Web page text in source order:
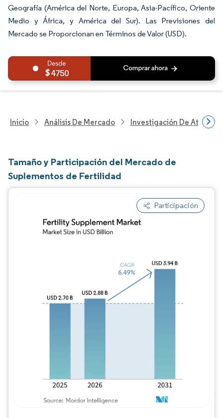
Geografía (América del Norte, Europa, Asia-Pacífico, Oriente
Medio y África, y América del Sur). Las Previsiones del
Mercado se Proporcionan en Términos de Valor (USD).
4750
Inicio Análisis De Mercado Investigación De
Tamaño y Participación del Mercado de
Suplementos de Fertilidad
Participación